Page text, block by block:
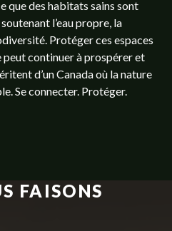
que des habitats sains sont
l’eau propre, la
Protéger ces espaces
continuer à prospérer et
d’un Canada où la nature
Se connecter. Protéger.
FAISONS